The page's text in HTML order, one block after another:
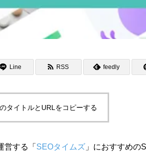
Line RSS feedly
タイトルとURLをコピーする
営する「 SEOタイムズ 」におすすめの